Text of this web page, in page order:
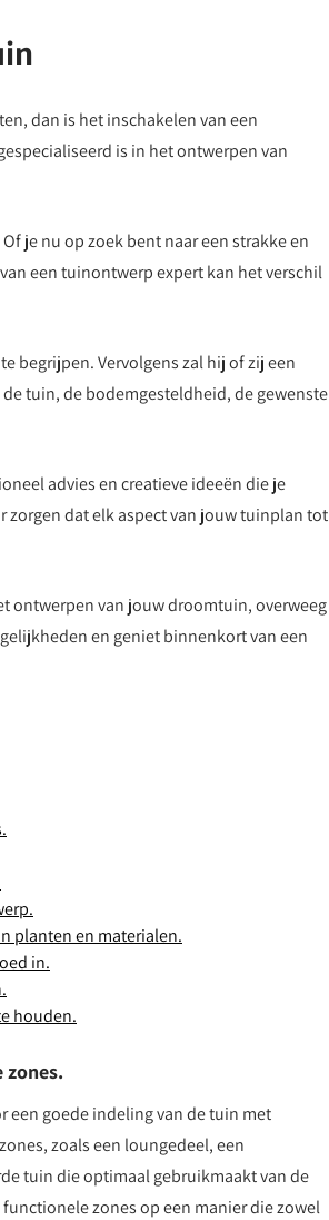
dan is het inschakelen van een
is in het ontwerpen van
je nu op zoek bent naar een strakke en
een tuinontwerp expert kan het verschil
begrijpen. Vervolgens zal hij of zij een
tuin, de bodemgesteldheid, de gewenste
advies en creatieve ideeën die je
zorgen dat elk aspect van jouw tuinplan tot
ontwerpen van jouw droomtuin, overweeg
en geniet binnenkort van een
planten en materialen.
in.
houden.
een goede indeling van de tuin met
zoals een loungedeel, een
tuin die optimaal gebruikmaakt van de
zones op een manier die zowel